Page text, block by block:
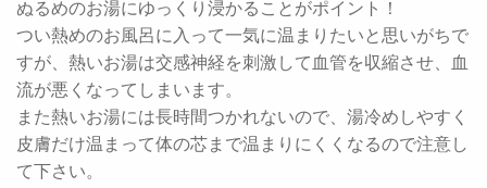
ぬるめのお湯にゆっくり浸かることがポイント！
つい熱めのお風呂に入って一気に温まりたいと思いがちで
すが、熱いお湯は交感神経を刺激して血管を収縮させ、血
流が悪くなってしまいます。
また熱いお湯には長時間つかれないので、湯冷めしやすく
皮膚だけ温まって体の芯まで温まりにくくなるので注意し
て下さい。